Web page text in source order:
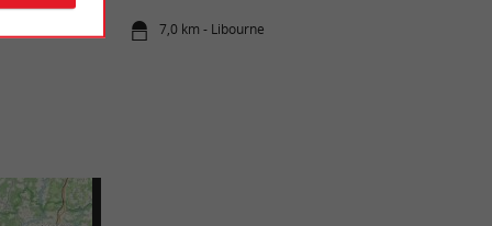
7,0 km - Libourne